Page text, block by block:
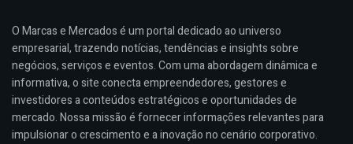
O Marcas e Mercados é um portal dedicado ao universo
empresarial, trazendo notícias, tendências e insights sobre
negócios, serviços e eventos. Com uma abordagem dinâmica e
informativa, o site conecta empreendedores, gestores e
investidores a conteúdos estratégicos e oportunidades de
mercado. Nossa missão é fornecer informações relevantes para
impulsionar o crescimento e a inovação no cenário corporativo.